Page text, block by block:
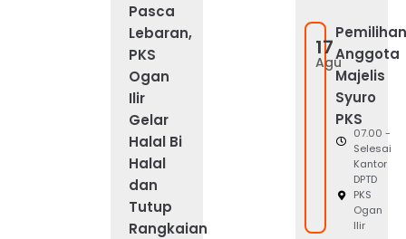
Pasca
Lebaran,
PKS
Ogan
Ilir
Gelar
Halal Bi
Halal
dan
Tutup
Rangkaian
17
Agu
Pemilihan
Anggota
Majelis
Syuro
PKS
07.00 -
Selesai
Kantor
DPTD
PKS
Ogan
Ilir